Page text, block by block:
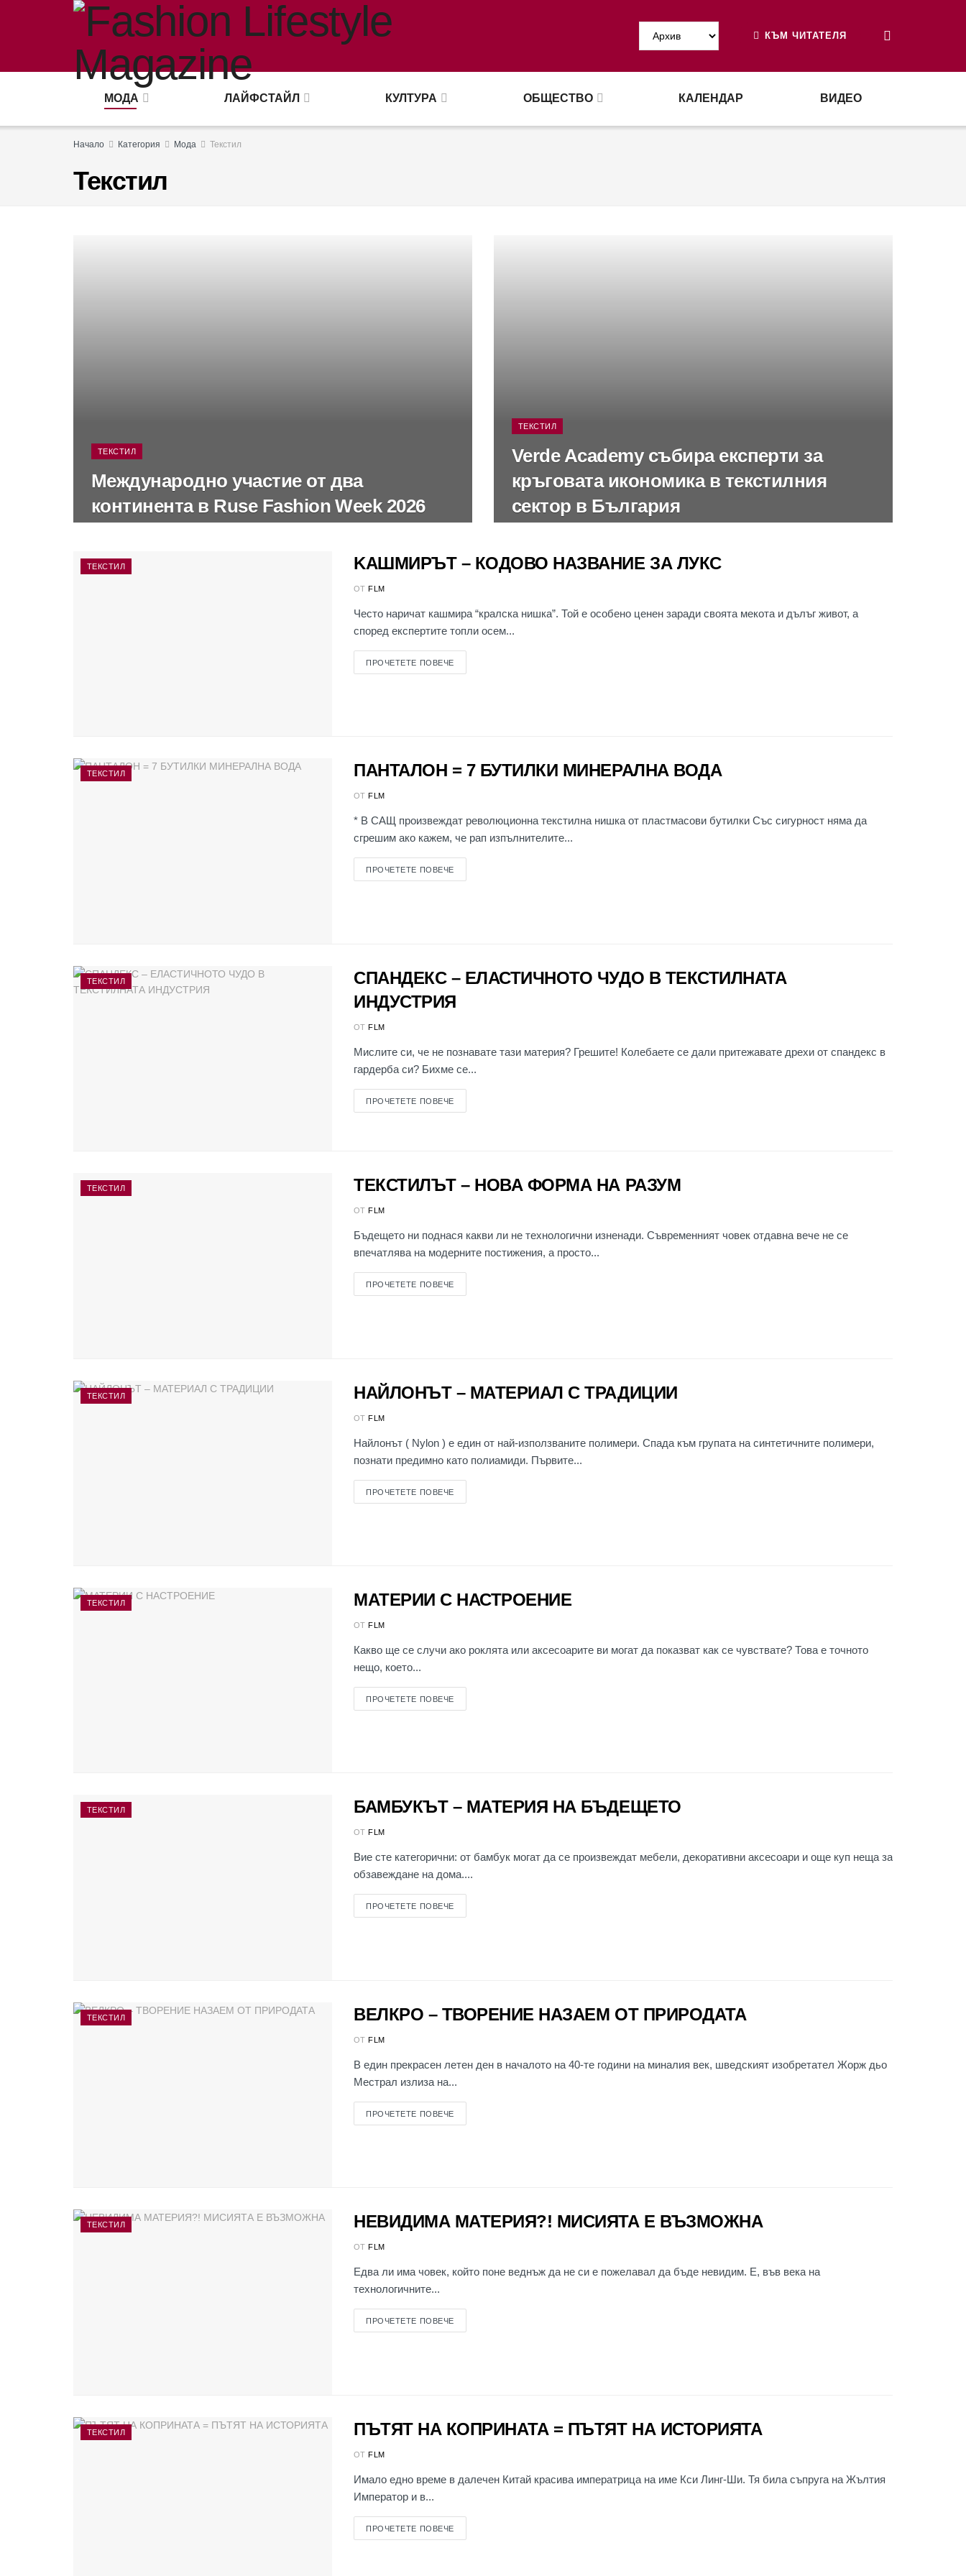
КЪМ ЧИТАТЕЛЯ
МОДА ЛАЙФСТАЙЛ КУЛТУРА ОБЩЕСТВО КАЛЕНДАР ВИДЕО
Начало Категория Мода Текстил
Текстил
ТЕКСТИЛ
Международно участие от два
континента в Ruse Fashion Week 2026
ТЕКСТИЛ
Verde Academy събира експерти за
кръговата икономика в текстилния
сектор в България
ТЕКСТИЛ KАШМИРЪТ – КОДОВО НАЗВАНИЕ ЗА ЛУКС
ОТ FLM
Често наричат кашмира “кралска нишка”. Той е особено ценен заради своята мекота и дълъг живот, а
според експертите топли осем...
ПРОЧЕТЕТЕ ПОВЕЧЕ
ТЕКСТИЛ ПАНТАЛОН = 7 БУТИЛКИ МИНЕРАЛНА ВОДА
ОТ FLM
* В САЩ произвеждат революционна текстилна нишка от пластмасови бутилки Със сигурност няма да
сгрешим ако кажем, че рап изпълнителите...
ПРОЧЕТЕТЕ ПОВЕЧЕ
ТЕКСТИЛ
СПАНДЕКС – ЕЛАСТИЧНОТО ЧУДО В ТЕКСТИЛНАТА
ИНДУСТРИЯ
ОТ FLM
Мислите си, че не познавате тази материя? Грешите! Колебаете се дали притежавате дрехи от спандекс в
гардерба си? Бихме се...
ПРОЧЕТЕТЕ ПОВЕЧЕ
ТЕКСТИЛ ТЕКСТИЛЪТ – НОВА ФОРМА НА РАЗУМ
ОТ FLM
Бъдещето ни поднася какви ли не технологични изненади. Съвременният човек отдавна вече не се
впечатлява на модерните постижения, а просто...
ПРОЧЕТЕТЕ ПОВЕЧЕ
ТЕКСТИЛ НАЙЛОНЪТ – МАТЕРИАЛ С ТРАДИЦИИ
ОТ FLM
Найлонът ( Nylon ) е един от най-използваните полимери. Спада към групата на синтетичните полимери,
познати предимно като полиамиди. Първите...
ПРОЧЕТЕТЕ ПОВЕЧЕ
ТЕКСТИЛ МАТЕРИИ С НАСТРОЕНИЕ
ОТ FLM
Какво ще се случи ако роклята или аксесоарите ви могат да показват как се чувствате? Това е точното
нещо, което...
ПРОЧЕТЕТЕ ПОВЕЧЕ
ТЕКСТИЛ БАМБУКЪТ – МАТЕРИЯ НА БЪДЕЩЕТО
ОТ FLM
Вие сте категорични: от бамбук могат да се произвеждат мебели, декоративни аксесоари и още куп неща за
обзавеждане на дома....
ПРОЧЕТЕТЕ ПОВЕЧЕ
ТЕКСТИЛ ВЕЛКРО – ТВОРЕНИЕ НАЗАЕМ ОТ ПРИРОДАТА
ОТ FLM
В един прекрасен летен ден в началото на 40-те години на миналия век, шведският изобретател Жорж дьо
Местрал излиза на...
ПРОЧЕТЕТЕ ПОВЕЧЕ
ТЕКСТИЛ НЕВИДИМА МАТЕРИЯ?! МИСИЯТА Е ВЪЗМОЖНА
ОТ FLM
Едва ли има човек, който поне веднъж да не си е пожелавал да бъде невидим. Е, във века на
технологичните...
ПРОЧЕТЕТЕ ПОВЕЧЕ
ТЕКСТИЛ ПЪТЯТ НА КОПРИНАТА = ПЪТЯТ НА ИСТОРИЯТА
ОТ FLM
Имало едно време в далечен Китай красива императрица на име Кси Линг-Ши. Тя била съпруга на Жълтия
Император и в...
ПРОЧЕТЕТЕ ПОВЕЧЕ